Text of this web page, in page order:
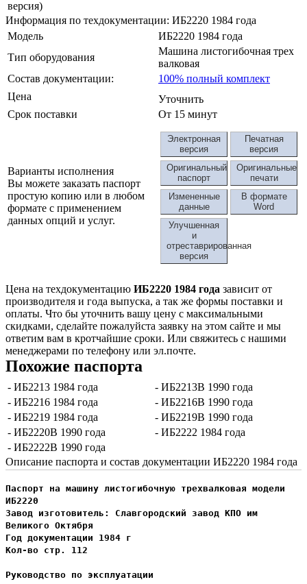
версия)
Информация по техдокументации: ИБ2220 1984 года
Модель
ИБ2220 1984 года
Тип оборудования
Машина листогибочная трех
валковая
Состав документации:
100% полный комплект
Цена
Уточнить
Срок поставки
От 15 минут
Варианты исполнения
Вы можете заказать паспорт
простую копию или в любом
формате с применением
данных опций и услуг.
Электронная
версия
Печатная
версия
Оригинальный
паспорт
Оригинальные
печати
Измененные
данные
В формате
Word
Улучшенная
и
отреставрированная
версия
Цена на техдокументацию ИБ2220 1984 года зависит от
производителя и года выпуска, а так же формы поставки и
оплаты. Что бы уточнить вашу цену с максимальными
скидками, сделайте пожалуйста заявку на этом сайте и мы
ответим вам в кротчайшие сроки. Или свяжитесь с нашими
менеджерами по телефону или эл.почте.
Похожие паспорта
- ИБ2213 1984 года
- ИБ2213В 1990 года
- ИБ2216 1984 года
- ИБ2216В 1990 года
- ИБ2219 1984 года
- ИБ2219В 1990 года
- ИБ2220В 1990 года
- ИБ2222 1984 года
- ИБ2222В 1990 года
Описание паспорта и состав документации ИБ2220 1984 года
Паспорт на машину листогибочную трехвалковая модели
ИБ2220
Завод изготовитель: Славгородский завод КПО им
Великого Октября
Год документации 1984 г
Кол-во стр. 112
Руководство по эксплуатации